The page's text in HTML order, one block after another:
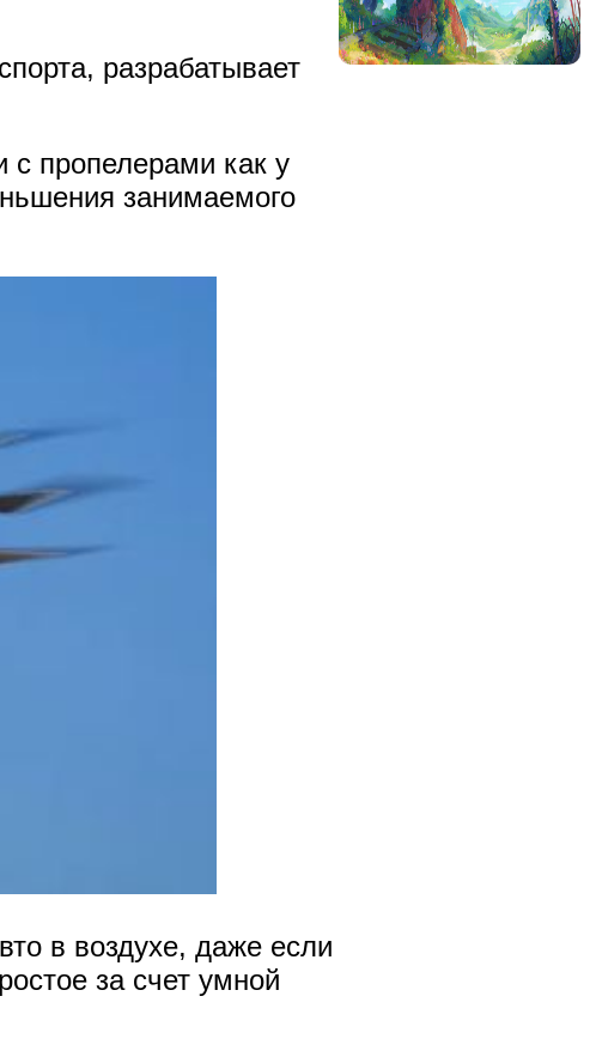
разрабатывает
пропелерами как у
занимаемого
в воздухе, даже если
за счет умной